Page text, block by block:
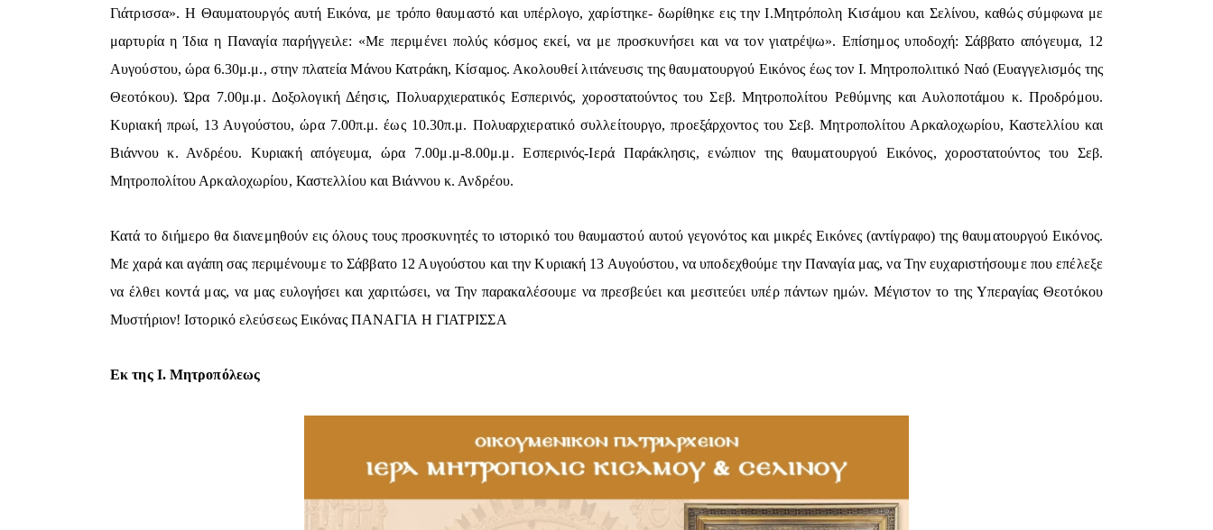
Γιάτρισσα». Η Θαυματουργός αυτή Εικόνα, με τρόπο θαυμαστό και υπέρλογο, χαρίστηκε- δωρίθηκε εις την Ι.Μητρόπολη Κισάμου και Σελίνου, καθώς σύμφωνα με
μαρτυρία η Ίδια η Παναγία παρήγγειλε: «Με περιμένει πολύς κόσμος εκεί, να με προσκυνήσει και να τον γιατρέψω». Επίσημος υποδοχή: Σάββατο απόγευμα, 12
Αυγούστου, ώρα 6.30μ.μ., στην πλατεία Μάνου Κατράκη, Κίσαμος. Ακολουθεί λιτάνευσις της θαυματουργού Εικόνος έως τον Ι. Μητροπολιτικό Ναό (Ευαγγελισμός της
Θεοτόκου). Ώρα 7.00μ.μ. Δοξολογική Δέησις, Πολυαρχιερατικός Εσπερινός, χοροστατούντος του Σεβ. Μητροπολίτου Ρεθύμνης και Αυλοποτάμου κ. Προδρόμου.
Κυριακή πρωί, 13 Αυγούστου, ώρα 7.00π.μ. έως 10.30π.μ. Πολυαρχιερατικό συλλείτουργο, προεξάρχοντος του Σεβ. Μητροπολίτου Αρκαλοχωρίου, Καστελλίου και
Βιάννου κ. Ανδρέου. Κυριακή απόγευμα, ώρα 7.00μ.μ-8.00μ.μ. Εσπερινός-Ιερά Παράκλησις, ενώπιον της θαυματουργού Εικόνος, χοροστατούντος του Σεβ.
Μητροπολίτου Αρκαλοχωρίου, Καστελλίου και Βιάννου κ. Ανδρέου.
Κατά το διήμερο θα διανεμηθούν εις όλους τους προσκυνητές το ιστορικό του θαυμαστού αυτού γεγονότος και μικρές Εικόνες (αντίγραφο) της θαυματουργού Εικόνος.
Με χαρά και αγάπη σας περιμένουμε το Σάββατο 12 Αυγούστου και την Κυριακή 13 Αυγούστου, να υποδεχθούμε την Παναγία μας, να Την ευχαριστήσουμε που επέλεξε
να έλθει κοντά μας, να μας ευλογήσει και χαριτώσει, να Την παρακαλέσουμε να πρεσβεύει και μεσιτεύει υπέρ πάντων ημών. Μέγιστον το της Υπεραγίας Θεοτόκου
Μυστήριον!Ιστορικό ελεύσεως Εικόνας ΠΑΝΑΓΙΑ Η ΓΙΑΤΡΙΣΣΑ
Εκ της Ι. Μητροπόλεως